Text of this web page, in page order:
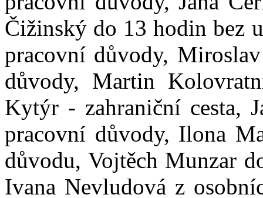
Čižinský do 13 hodin bez
pracovní důvody,
důvody, Martin
Kytýr - zahraniční cesta,
pracovní důvody, Ilona
důvodu, Vojtěch Munzar
Ivana Nevludová z